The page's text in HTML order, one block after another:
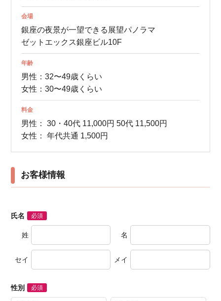
会場
銀座の夜景が一望できる展望パノラマ
ゼットエックス銀座ビル10F
年齢
男性：32〜49歳くらい
女性：30〜49歳くらい
料金
男性： 30・40代 11,000円50代 11,500円
女性：
年代共通 1,500円
お客様情報
氏名 必須
姓 名
セイ メイ
性別 必須